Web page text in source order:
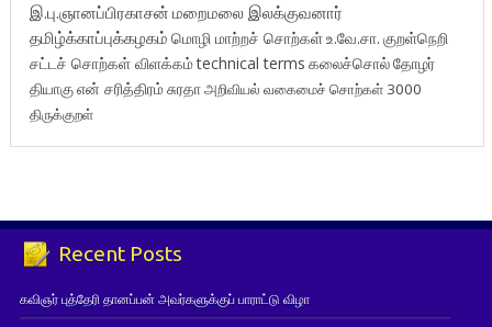
இ.பு.ஞானப்பிரகாசன் மறைமலை இலக்குவனார்
தமிழ்க்காப்புக்கழகம் மொழி மாற்றச் சொற்கள்உ.வே.சா. குறள்நெறி
சட்டச் சொற்கள் விளக்கம்technical terms கலைச்சொல்தோழர்
தியாகுஎன் சரித்திரம்சுரதாஅறிவியல் வகைமைச் சொற்கள் 3000
திருக்குறள்
Recent Posts
கவிஞர் புத்தேரி தானப்பன் அவர்களுக்குப் பாராட்டு விழா